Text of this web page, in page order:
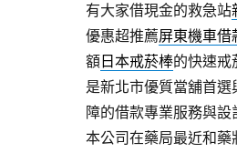
有大家借現金的救急站
優惠超推薦屏東機車借
額日本戒菸棒的快速戒
是新北市優質當舖首
障的借款專業服務與
本公司在藥局最近和藥